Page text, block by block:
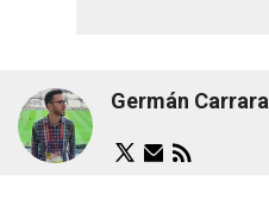
Germán Carrara